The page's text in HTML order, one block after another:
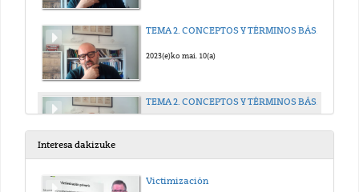
2023(e)ko mai. 10(a)
TEMA 2. CONCEPTOS Y TÉRMINOS BÁSICOS. VIDEO 2
Interesa dakizuke
Victimización